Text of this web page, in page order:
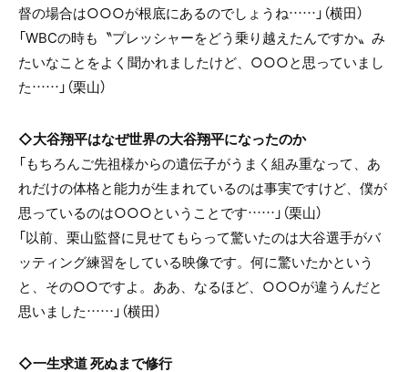
督の場合は○○○が根底にあるのでしょうね……」（横田）
「WBCの時も〝プレッシャーをどう乗り越えたんですか〟み
たいなことをよく聞かれましたけど、○○○と思っていまし
た……」（栗山）
◇大谷翔平はなぜ世界の大谷翔平になったのか
「もちろんご先祖様からの遺伝子がうまく組み重なって、あ
れだけの体格と能力が生まれているのは事実ですけど、僕が
思っているのは○○○ということです……」（栗山）
「以前、栗山監督に見せてもらって驚いたのは大谷選手がバ
ッティング練習をしている映像です。何に驚いたかという
と、その○○ですよ。ああ、なるほど、○○○が違うんだと
思いました……」（横田）
◇一生求道 死ぬまで修行